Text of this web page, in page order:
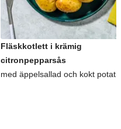
Fläskkotlett i krämig
citronpepparsås
med äppelsallad och kokt potatis